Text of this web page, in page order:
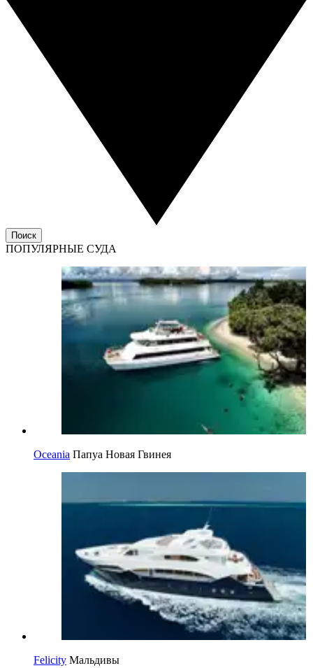
Поиск
ПОПУЛЯРНЫЕ СУДА
Oceania Папуа Новая Гвинея
Felicity Мальдивы